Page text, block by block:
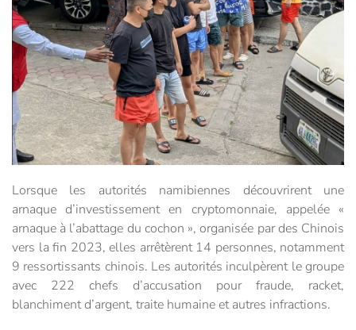
Lorsque les autorités namibiennes découvrirent une
arnaque d’investissement en cryptomonnaie, appelée «
arnaque à l’abattage du cochon », organisée par des Chinois
vers la fin 2023, elles arrêtèrent 14 personnes, notamment
9 ressortissants chinois. Les autorités inculpèrent le groupe
avec 222 chefs d’accusation pour fraude, racket,
blanchiment d’argent, traite humaine et autres infractions.